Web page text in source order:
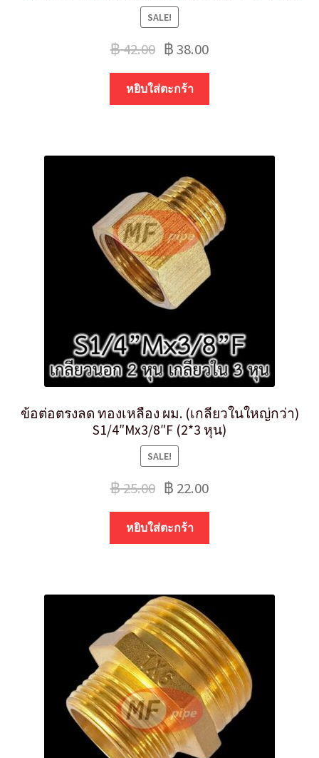
SALE!
฿42.00 ฿38.00
หยิบใส่ตะกร้า
ข้อต่อตรงลด ทองเหลือง ผม. (เกลียวในใหญ่กว่า)
S1/4″Mx3/8″F (2*3 หุน)
SALE!
฿25.00 ฿ 22.00
หยิบใส่ตะกร้า